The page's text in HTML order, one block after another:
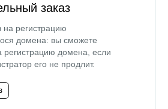
заказ
регистрацию
домена: вы сможете
регистрацию домена, если
его не продлит.